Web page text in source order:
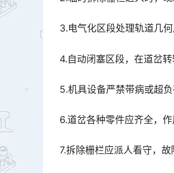
3.电气化区段处理轨道几
4.自动闭塞区段，在道岔
5.机具设备严禁带病或超
6.道岔各种零件应齐全，
7.拆除栅栏应派人看守，故